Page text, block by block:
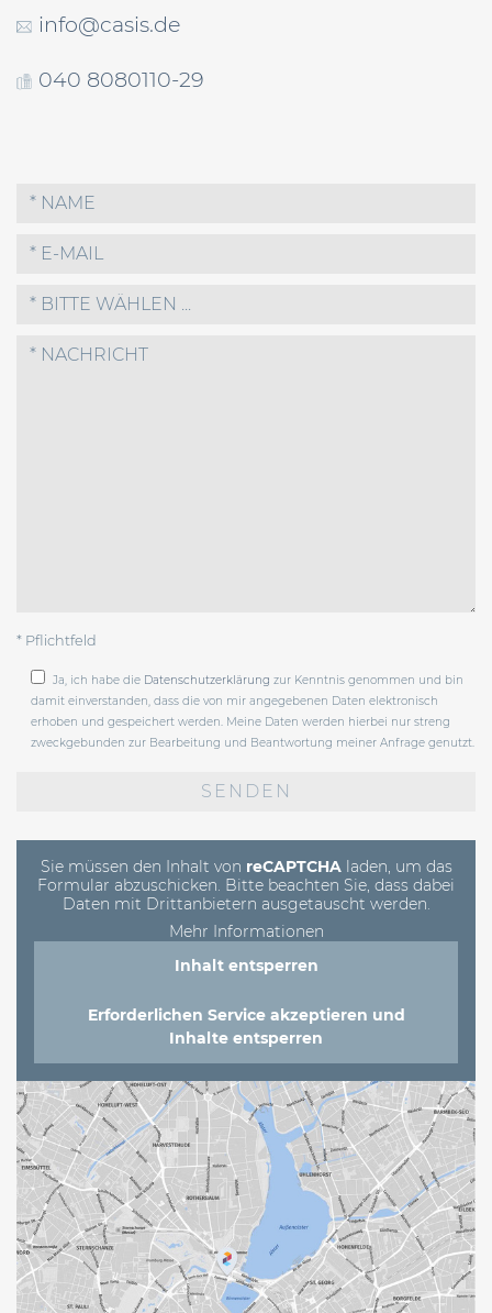
info@casis.de
040 8080110-29
* BITTE WÄHLEN ...
* Pflichtfeld
Ja, ich habe die Datenschutzerklärung zur Kenntnis genommen und bin
damit einverstanden, dass die von mir angegebenen Daten elektronisch
erhoben und gespeichert werden. Meine Daten werden hierbei nur streng
zweckgebunden zur Bearbeitung und Beantwortung meiner Anfrage genutzt.
Sie müssen den Inhalt von reCAPTCHAladen, um das
Formular abzuschicken. Bitte beachten Sie, dass dabei
Daten mit Drittanbietern ausgetauscht werden.
Mehr Informationen
Inhalt entsperren
Erforderlichen Service akzeptieren und
Inhalte entsperren